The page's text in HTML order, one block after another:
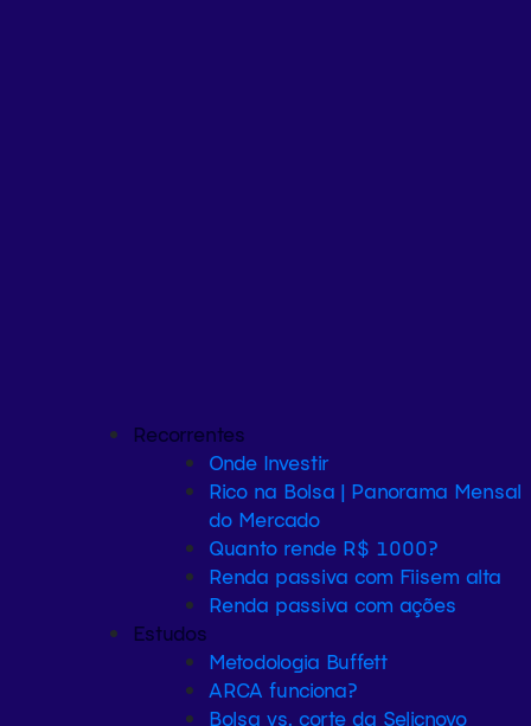
Recorrentes
Onde Investir
Rico na Bolsa | Panorama Mensal
do Mercado
Quanto rende R$ 1000?
Renda passiva com Fiisem alta
Renda passiva com ações
Estudos
Metodologia Buffett
ARCA funciona?
Bolsa vs. corte da Selicnovo